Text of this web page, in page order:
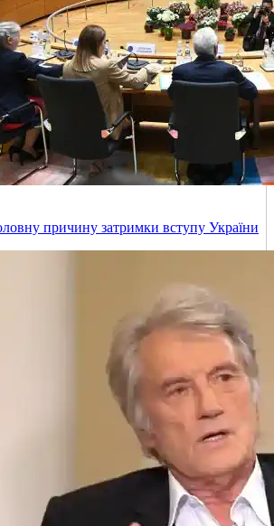
причину затримки вступу України